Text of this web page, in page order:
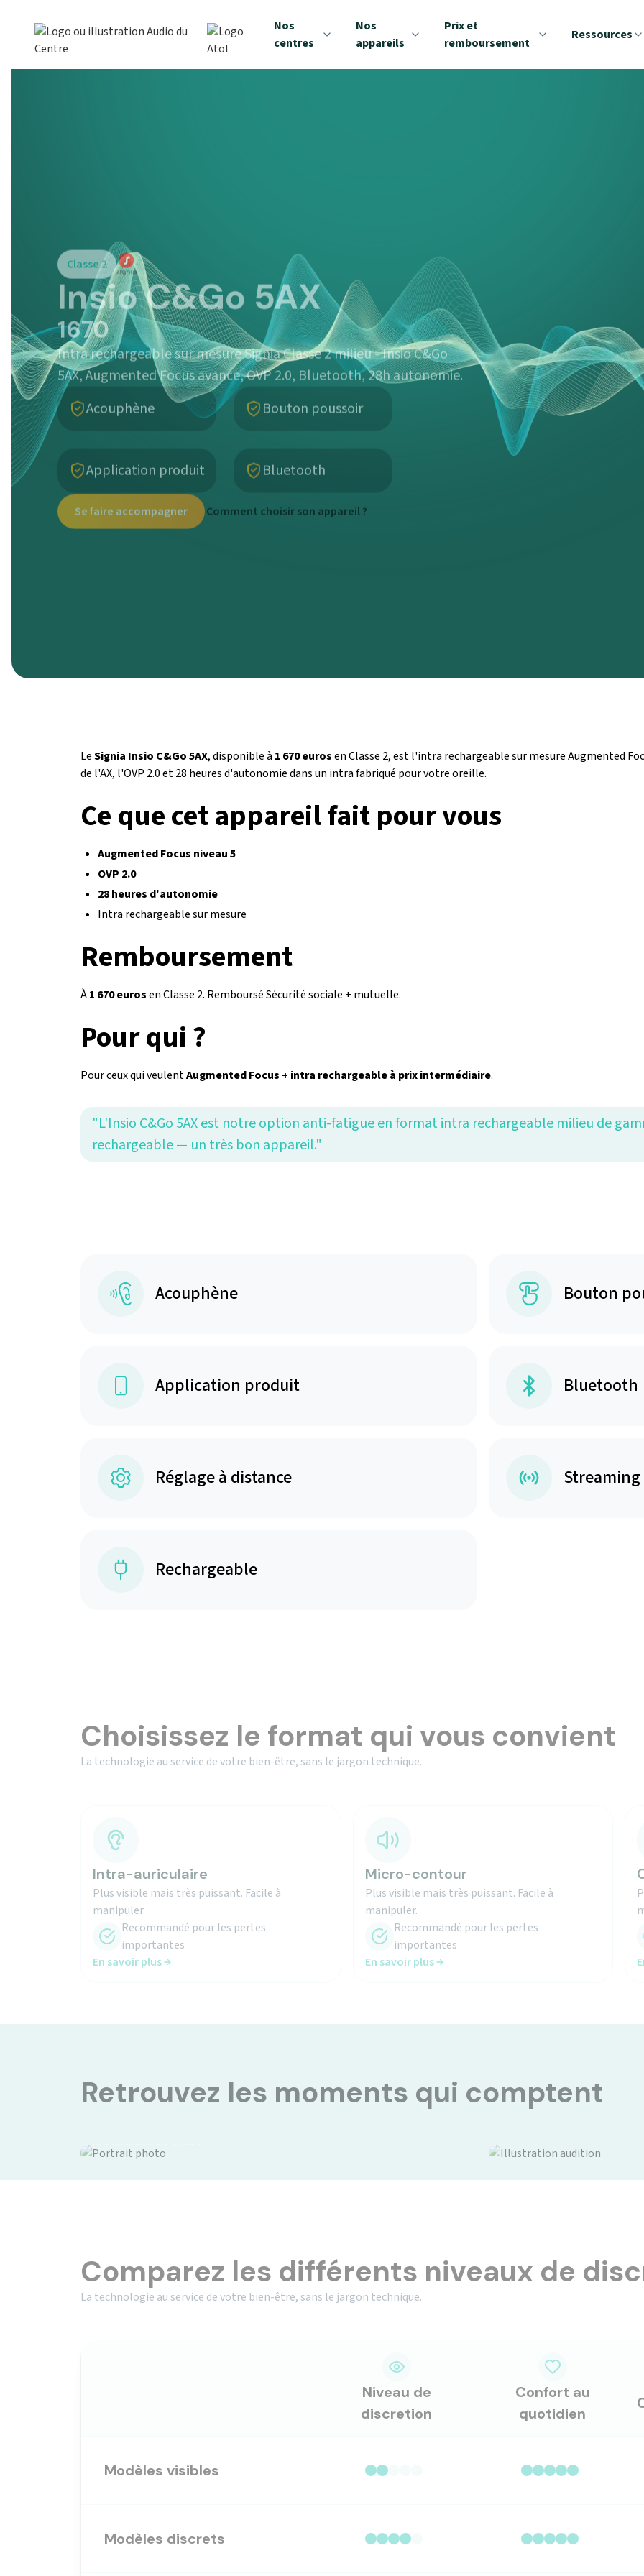
Nos
centres
Nos
appareils
Prix et
remboursement
Ressources
Classe 2
Insio C&Go 5AX
1670
Intra rechargeable sur mesure Signia Classe 2 milieu - Insio C&Go
5AX, Augmented Focus avance, OVP 2.0, Bluetooth, 28h autonomie.
Se faire accompagner
LeSignia Insio C&Go 5AX, disponible à 1 670 eurosen Classe 2, est l'intra rechargeable sur mesure Augmented
de l'AX, l'OVP 2.0 et 28 heures d'autonomie dans un intra fabriqué pour votre oreille.
Ce que cet appareil fait pour vous
Augmented Focus niveau 5
OVP 2.0
28 heures d'autonomie
Intra rechargeable sur mesure
Remboursement
À1 670 eurosen Classe 2. Remboursé Sécurité sociale + mutuelle.
Pour qui ?
Pour ceux qui veulentAugmented Focus + intra rechargeable à prix intermédiaire.
"L'Insio C&Go 5AX est notre option anti-fatigue en format intra rechargeable milieu de
rechargeable — un très bon appareil."
Acouphène Bouton
Application produit Bluetooth
Réglage à distance Streaming
Rechargeable
Choisissez le format qui vous convient
La technologie au service de votre bien-être, sans le jargon technique.
Plus visible mais très puissant. Facile à
manipuler.
Recommandé pour les pertes
importantes
En savoir plus
Plus visible mais très puissant. Facile à
manipuler.
Recommandé pour les pertes
importantes
En savoir plus
Retrouvez les moments qui comptent
Comparez les différents niveaux de
La technologie au service de votre bien-être, sans le jargon technique.
Niveau de
discretion
Confort au
quotidien